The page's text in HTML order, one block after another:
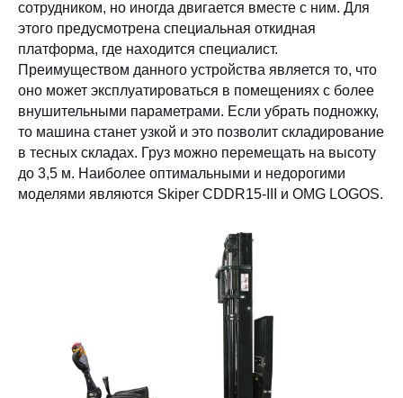
сотрудником, но иногда двигается вместе с ним. Для
этого предусмотрена специальная откидная
платформа, где находится специалист.
Преимуществом данного устройства является то, что
оно может эксплуатироваться в помещениях с более
внушительными параметрами. Если убрать подножку,
то машина станет узкой и это позволит складирование
в тесных складах. Груз можно перемещать на высоту
до 3,5 м. Наиболее оптимальными и недорогими
моделями являются Skiper CDDR15-III и OMG LOGOS.